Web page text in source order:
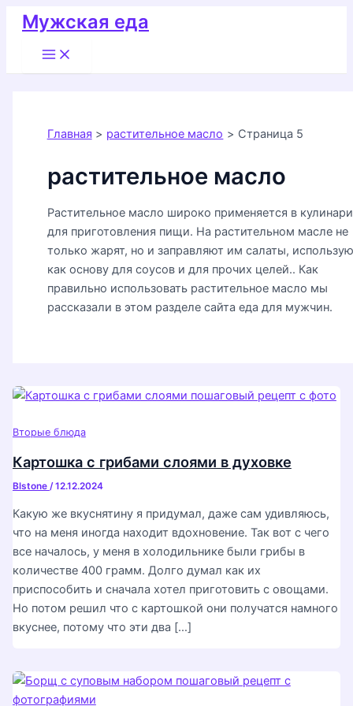
Перейти
содержимому
Мужская еда
Main
Menu
Главная растительное масло Страница 5
растительное масло
Растительное масло широко применяется в
для приготовления пищи. На растительном масле не
только жарят, но и заправляют им салаты,
как основу для соусов и для прочих целей.. Как
правильно использовать растительное масло мы
рассказали в этом разделе сайта еда для мужчин.
Вторые блюда
Картошка с грибами слоями в духовке
Blstone /12.12.2024
Какую же вкуснятину я придумал, даже сам удивляюсь,
что на меня иногда находит вдохновение. Так вот с чего
все началось, у меня в холодильнике были грибы в
количестве 400 грамм. Долго думал как их
приспособить и сначала хотел приготовить с овощами.
Но потом решил что с картошкой они получатся намного
вкуснее, потому что эти два […]